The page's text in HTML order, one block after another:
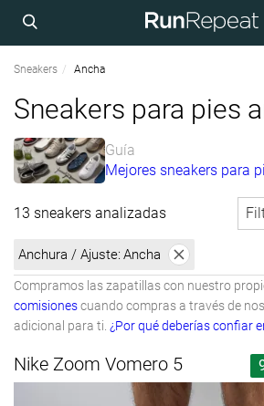
Sneakers Ancha
Sneakers para pies
Guía
Mejores sneakers para
13 sneakers analizadas
Anchura / Ajuste: Ancha
Compramos las zapatillas con nuestro
comisionescuando compras a través de
adicional para ti. ¿Por qué deberías confiar
Nike Zoom Vomero 5